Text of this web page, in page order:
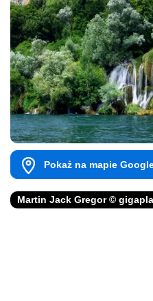
Pokaż na mapie
Martin Jack Gregor ©